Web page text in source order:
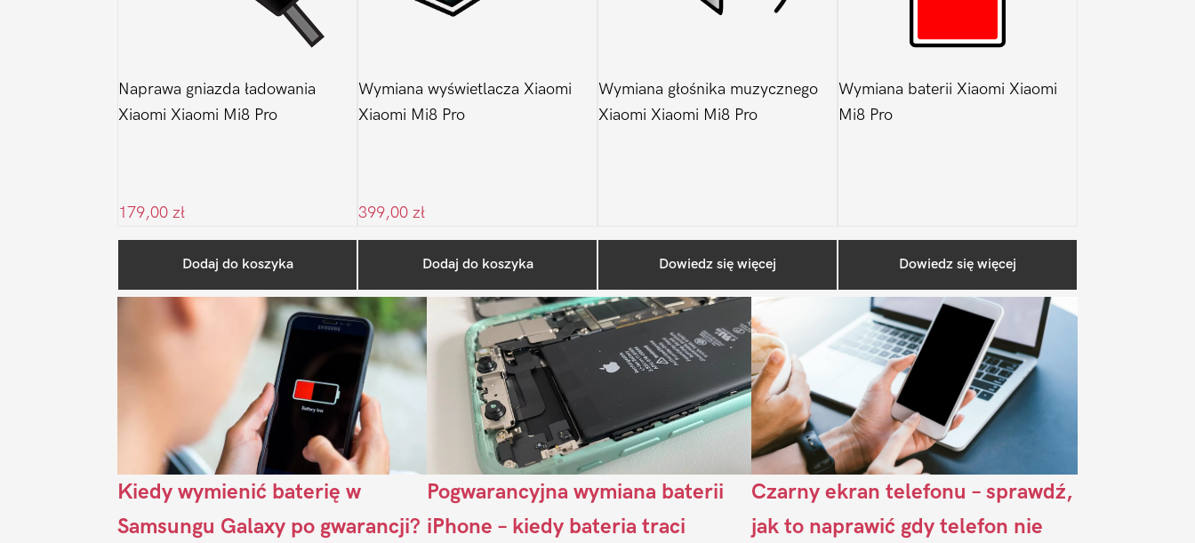
Naprawa gniazda ładowania
Xiaomi Xiaomi Mi8 Pro
179,00 zł
Dodaj do koszyka
Wymiana wyświetlacza Xiaomi
Xiaomi Mi8 Pro
399,00 zł
Dodaj do koszyka
Wymiana głośnika muzycznego
Xiaomi Xiaomi Mi8 Pro
Dowiedz się więcej
Wymiana baterii Xiaomi Xiaomi
Mi8 Pro
Dowiedz się więcej
Sidebar
Ostatnio na blogu
Kiedy wymienić baterię w
Samsungu Galaxy po gwarancji?
Pogwarancyjna wymiana baterii
iPhone – kiedy bateria traci
Czarny ekran telefonu – sprawdź,
jak to naprawić gdy telefon nie